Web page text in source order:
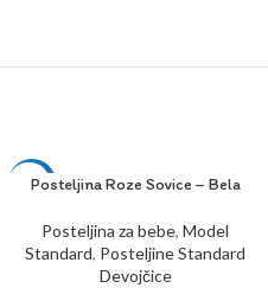
-14%
ODAT
O
Posteljina Roze Sovice – Bela
Posteljina za bebe, Model
Standard, Posteljine Standard
Devojčice